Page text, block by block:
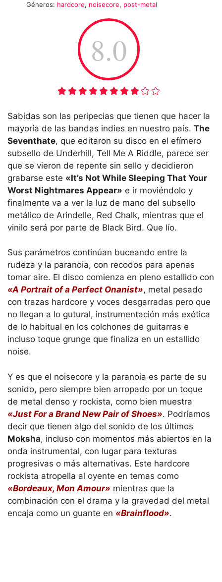
Géneros: hardcore, noisecore, post-metal
8.0
Sabidas son las peripecias que tienen que hacer la
mayoría de las bandas indies en nuestro país. The
Seventhate, que editaron su disco en el efímero
subsello de Underhill, Tell Me A Riddle, parece ser
que se vieron de repente sin sello y decidieron
grabarse este «It’s Not While Sleeping That Your
Worst Nightmares Appear» e ir moviéndolo y
finalmente va a ver la luz de mano del subsello
metálico de Arindelle, Red Chalk, mientras que el
vinilo será por parte de Black Bird. Que lío.
Sus parámetros continúan buceando entre la
rudeza y la paranoia, con recodos para apenas
tomar aire. El disco comienza en pleno estallido con
«A Portrait of a Perfect Onanist», metal pesado
con trazas hardcore y voces desgarradas pero que
no llegan a lo gutural, instrumentación más exótica
de lo habitual en los colchones de guitarras e
incluso toque grunge que finaliza en un estallido
noise.
Y es que el noisecore y la paranoia es parte de su
sonido, pero siempre bien arropado por un toque
de metal denso y rockista, como bien muestra
«Just For a Brand New Pair of Shoes». Podríamos
decir que tienen algo del sonido de los últimos
Moksha, incluso con momentos más abiertos en la
onda instrumental, con lugar para texturas
progresivas o más alternativas. Este hardcore
rockista atropella al oyente en temas como
«Bordeaux, Mon Amour» mientras que la
combinación con el drama y la gravedad del metal
encaja como un guante en «Brainflood».